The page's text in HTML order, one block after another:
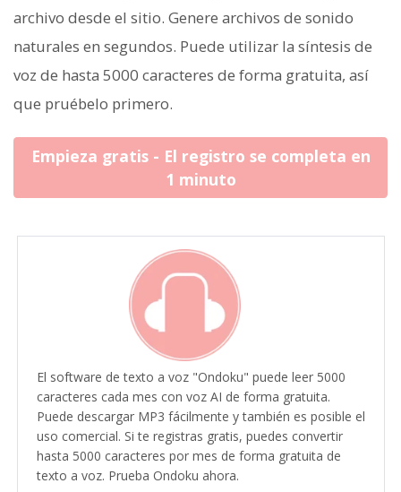
archivo desde el sitio. Genere archivos de sonido
naturales en segundos. Puede utilizar la síntesis de
voz de hasta 5000 caracteres de forma gratuita, así
que pruébelo primero.
Empieza gratis - El registro se completa en
1 minuto
El software de texto a voz "Ondoku" puede leer 5000
caracteres cada mes con voz AI de forma gratuita.
Puede descargar MP3 fácilmente y también es posible el
uso comercial. Si te registras gratis, puedes convertir
hasta 5000 caracteres por mes de forma gratuita de
texto a voz. Prueba Ondoku ahora.